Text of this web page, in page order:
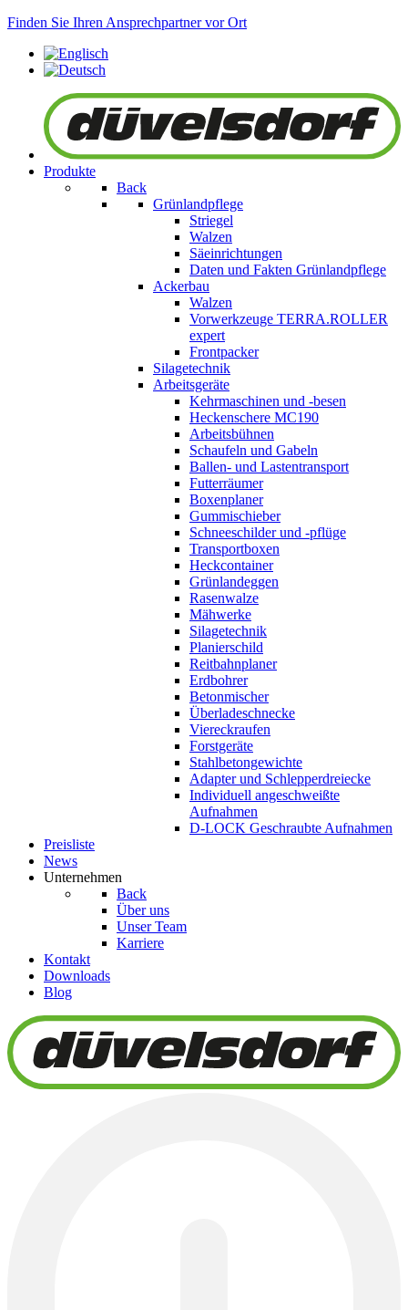
Finden Sie Ihren Ansprechpartner vor Ort
Produkte
Back
Grünlandpflege
Striegel
Walzen
Säeinrichtungen
Daten und Fakten Grünlandpflege
Ackerbau
Walzen
Vorwerkzeuge TERRA.ROLLER
expert
Frontpacker
Silagetechnik
Arbeitsgeräte
Kehrmaschinen und -besen
Heckenschere MC190
Arbeitsbühnen
Schaufeln und Gabeln
Ballen- und Lastentransport
Futterräumer
Boxenplaner
Gummischieber
Schneeschilder und -pflüge
Transportboxen
Heckcontainer
Grünlandeggen
Rasenwalze
Mähwerke
Silagetechnik
Planierschild
Reitbahnplaner
Erdbohrer
Betonmischer
Überladeschnecke
Viereckraufen
Forstgeräte
Stahlbetongewichte
Adapter und Schlepperdreiecke
Individuell angeschweißte
Aufnahmen
D-LOCK Geschraubte Aufnahmen
Preisliste
News
Unternehmen
Back
Über uns
Unser Team
Karriere
Kontakt
Downloads
Blog